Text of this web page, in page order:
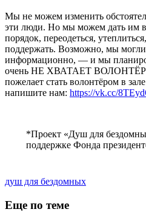
Мы не можем изменить
эти люди. Но мы можем дать им
порядок, переодеться,
поддержать. Возможно, мы
информационно, — и мы
очень НЕ ХВАТАЕТ
пожелает стать волонтёром в
напишите нам: https://vk.cc/
*Проект «Душ для
поддержке Фонда
душ для бездомных
Еще по теме